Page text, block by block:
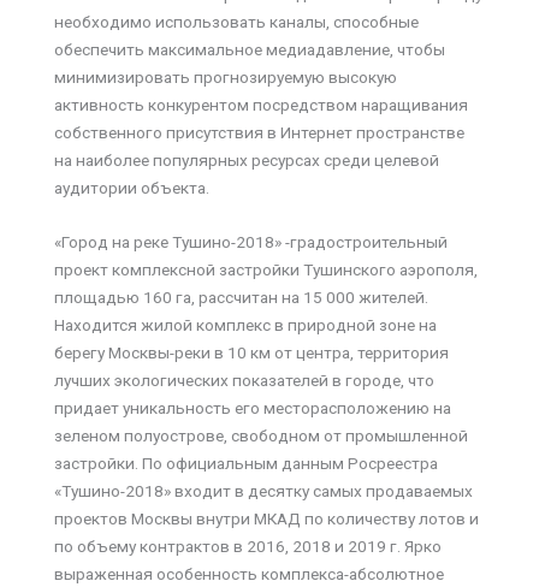
необходимо использовать каналы, способные
обеспечить максимальное медиадавление, чтобы
минимизировать прогнозируемую высокую
активность конкурентом посредством наращивания
собственного присутствия в Интернет пространстве
на наиболее популярных ресурсах среди целевой
аудитории объекта.
«Город на реке Тушино-2018» -градостроительный
проект комплексной застройки Тушинского аэрополя,
площадью 160 га, рассчитан на 15 000 жителей.
Находится жилой комплекс в природной зоне на
берегу Москвы-реки в 10 км от центра, территория
лучших экологических показателей в городе, что
придает уникальность его месторасположению на
зеленом полуострове, свободном от промышленной
застройки. По официальным данным Росреестра
«Тушино-2018» входит в десятку самых продаваемых
проектов Москвы внутри МКАД по количеству лотов и
по объему контрактов в 2016, 2018 и 2019 г. Ярко
выраженная особенность комплекса-абсолютное